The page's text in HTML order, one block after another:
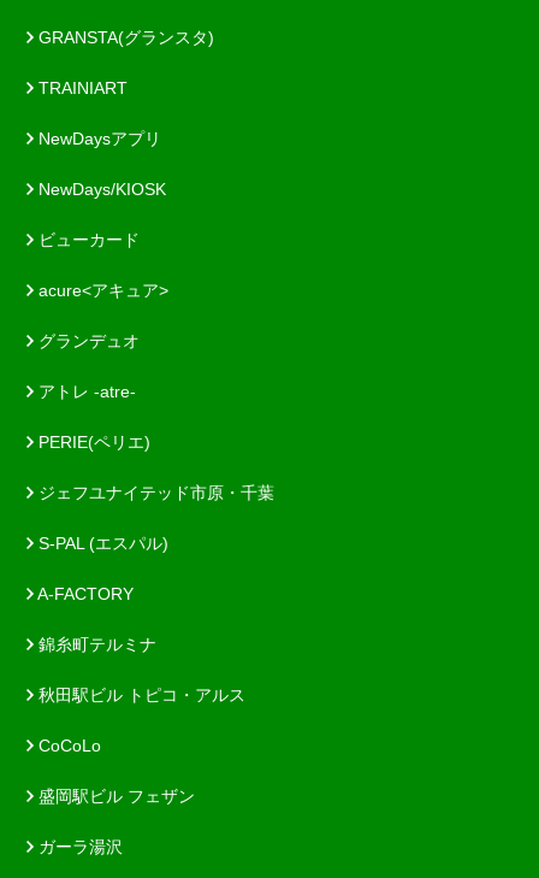
GRANSTA(グランスタ)
TRAINIART
NewDaysアプリ
NewDays/KIOSK
ビューカード
acure<アキュア>
グランデュオ
アトレ -atre-
PERIE(ペリエ)
ジェフユナイテッド市原・千葉
S-PAL (エスパル)
A-FACTORY
錦糸町テルミナ
秋田駅ビル トピコ・アルス
CoCoLo
盛岡駅ビル フェザン
ガーラ湯沢